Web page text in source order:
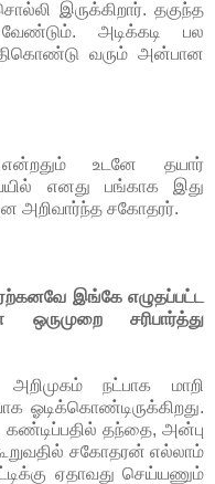
இருக்கிறார். தகுந்த
அடிக்கடி பல
வரும் அன்பான
உடனே தயார்
எனது பங்காக இது
அறிவார்ந்த சகோதரர்.
இங்கே எழுதப்பட்ட
சரிபார்த்து
நட்பாக மாறி
ஓடிக்கொண்டிருக்கிறது.
கண்டிப்பதில் தந்தை, அன்பு
சகோதரன் எல்லாம்
ஏதாவது செய்யணும்